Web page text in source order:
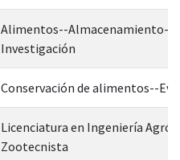
Alimentos--Almacenamiento--
Investigación
Conservación de alimentos--
Licenciatura en Ingeniería
Zootecnista